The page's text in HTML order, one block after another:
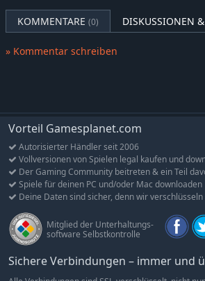
fliegst du dann nicht mit einer der neuen
Lackierungen? Und als wenn das Spiel
Wir wünschen allen Piloten eine fröhliche
KOMMENTARE (0) DISKUSSIONEN
» Kommentar schreiben
Vorteil Gamesplanet.com
Autorisierter Händler seit 2006
Vollversionen von Spielen legal kaufen und
Der Gaming Community beitreten & ein Teil
Spiele für deinen PC und/oder Mac downloaden
Deine Daten sind sicher, denn wir verschlüsseln
Mitglied der Unterhaltungs-
software Selbstkontrolle
Sichere Verbindungen – immer und